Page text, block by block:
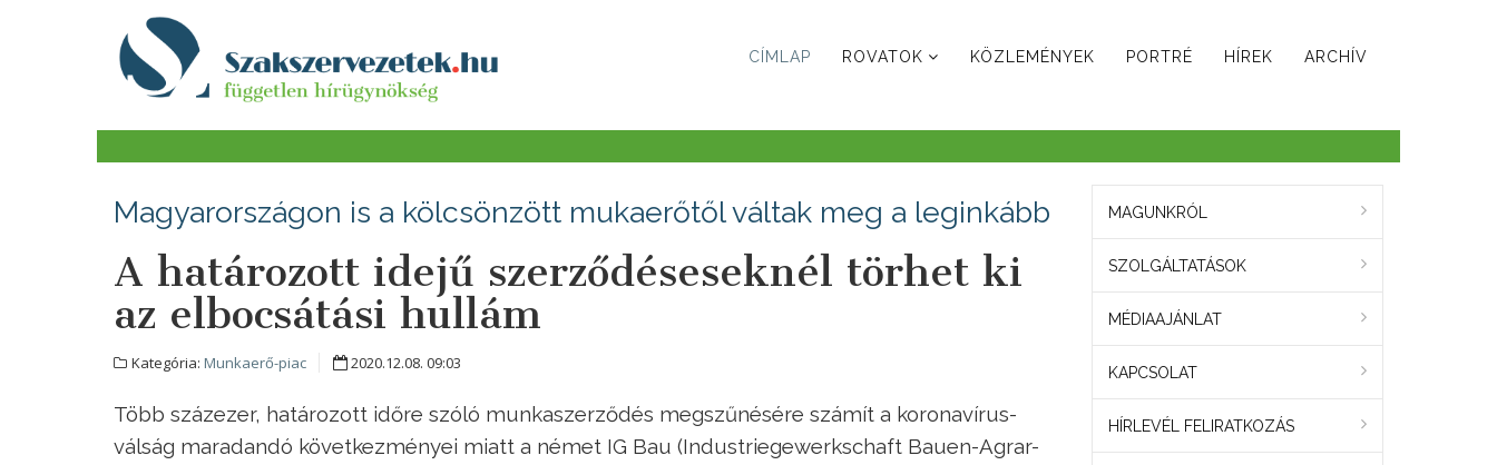
CÍMLAP ROVATOK KÖZLEMÉNYEK PORTRÉ HÍREK ARCHÍV
Magyarországon is a kölcsönzött mukaerőtől váltak meg a leginkább
A határozott idejű szerződéseseknél törhet ki
az elbocsátási hullám
Kategória: Munkaerő-piac 2020.12.08. 09:03
Több százezer, határozott időre szóló munkaszerződés megszűnésére számít a koronavírus-
válság maradandó következményei miatt a német IG Bau (Industriegewerkschaft Bauen-Agrar-
MAGUNKRÓL
SZOLGÁLTATÁSOK
MÉDIAAJÁNLAT
KAPCSOLAT
HÍRLEVÉL FELIRATKOZÁS